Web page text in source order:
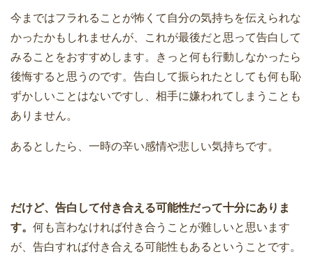
今まではフラれることが怖くて自分の気持ちを伝えられな
かったかもしれませんが、これが最後だと思って告白して
みることをおすすめします。きっと何も行動しなかったら
後悔すると思うのです。告白して振られたとしても何も恥
ずかしいことはないですし、相手に嫌われてしまうことも
ありません。
あるとしたら、一時の辛い感情や悲しい気持ちです。
だけど、告白して付き合える可能性だって十分にありま
す。 何も言わなければ付き合うことが難しいと思います
が、告白すれば付き合える可能性もあるということです。